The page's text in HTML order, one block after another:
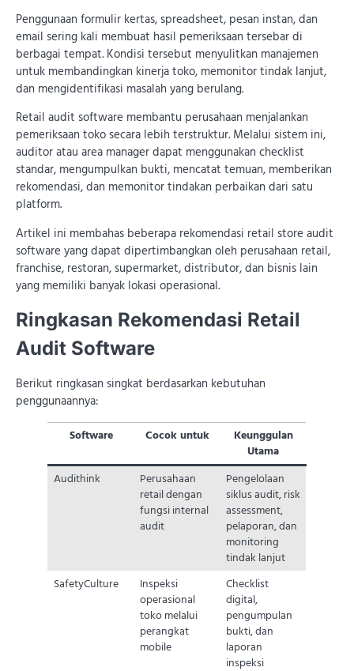
Penggunaan formulir kertas, spreadsheet, pesan instan, dan
email sering kali membuat hasil pemeriksaan tersebar di
berbagai tempat. Kondisi tersebut menyulitkan manajemen
untuk membandingkan kinerja toko, memonitor tindak lanjut,
dan mengidentifikasi masalah yang berulang.
Retail audit software membantu perusahaan menjalankan
pemeriksaan toko secara lebih terstruktur. Melalui sistem ini,
auditor atau area manager dapat menggunakan checklist
standar, mengumpulkan bukti, mencatat temuan, memberikan
rekomendasi, dan memonitor tindakan perbaikan dari satu
platform.
Artikel ini membahas beberapa rekomendasi retail store audit
software yang dapat dipertimbangkan oleh perusahaan retail,
franchise, restoran, supermarket, distributor, dan bisnis lain
yang memiliki banyak lokasi operasional.
Ringkasan Rekomendasi Retail
Audit Software
Berikut ringkasan singkat berdasarkan kebutuhan
penggunaannya:
Software Cocok untuk
Keunggulan
Utama
Audithink
Perusahaan
retail dengan
fungsi internal
audit
Pengelolaan
siklus audit, risk
assessment,
pelaporan, dan
monitoring
tindak lanjut
SafetyCulture
Inspeksi
operasional
toko melalui
perangkat
mobile
Checklist
digital,
pengumpulan
bukti, dan
laporan
inspeksi